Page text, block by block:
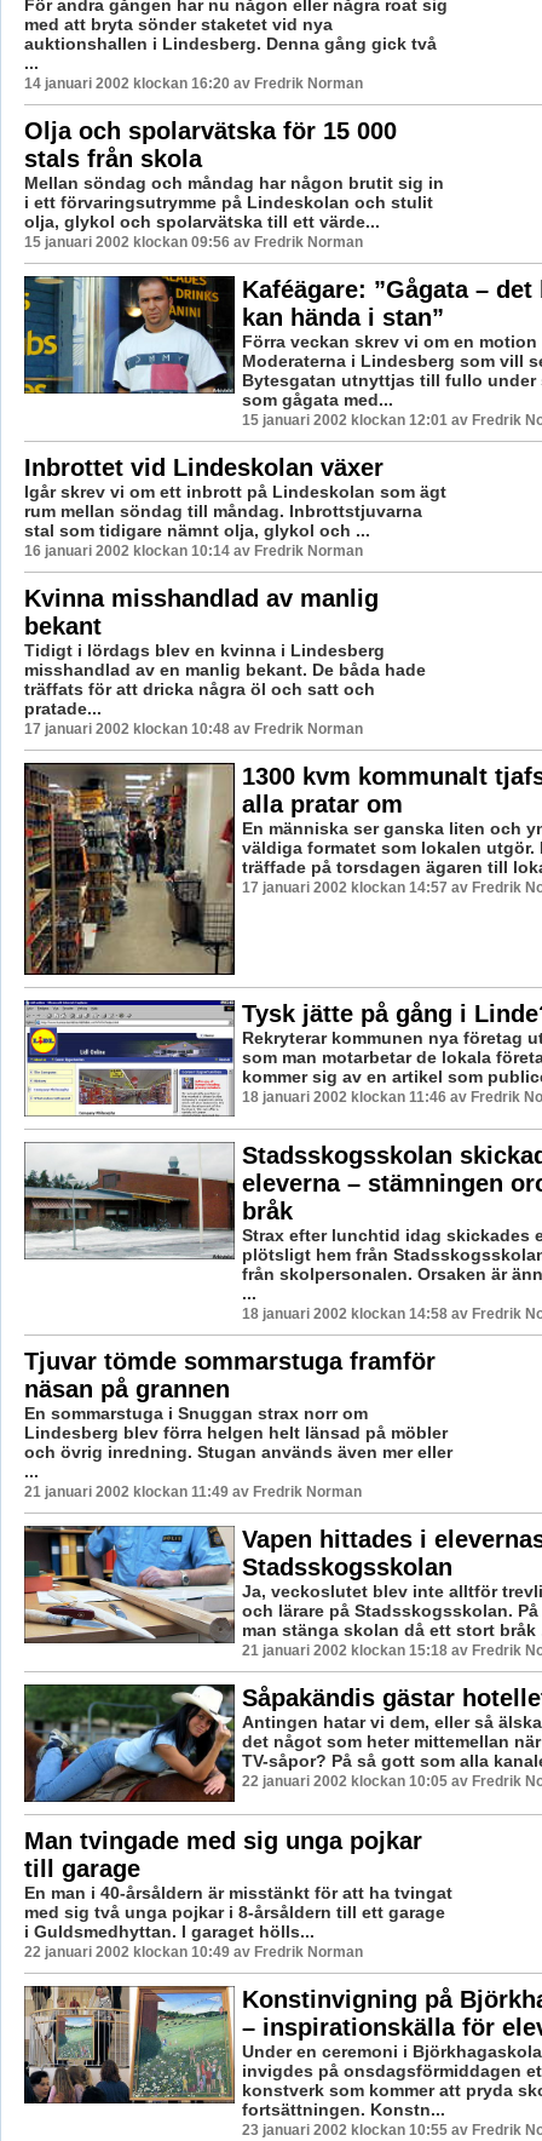
För andra gången har nu någon eller några roat sig
med att bryta sönder staketet vid nya
auktionshallen i Lindesberg. Denna gång gick två
...
14 januari 2002 klockan 16:20 av Fredrik Norman
Olja och spolarvätska för 15 000
stals från skola
Mellan söndag och måndag har någon brutit sig in
i ett förvaringsutrymme på Lindeskolan och stulit
olja, glykol och spolarvätska till ett värde...
15 januari 2002 klockan 09:56 av Fredrik Norman
Kaféägare: ”Gågata –
kan hända i stan”
Förra veckan skrev vi om en motion
Moderaterna i Lindesberg som vill
Bytesgatan utnyttjas till fullo under
som gågata med...
15 januari 2002 klockan 12:01 av Fredrik
Inbrottet vid Lindeskolan växer
Igår skrev vi om ett inbrott på Lindeskolan som ägt
rum mellan söndag till måndag. Inbrottstjuvarna
stal som tidigare nämnt olja, glykol och ...
16 januari 2002 klockan 10:14 av Fredrik Norman
Kvinna misshandlad av manlig
bekant
Tidigt i lördags blev en kvinna i Lindesberg
misshandlad av en manlig bekant. De båda hade
träffats för att dricka några öl och satt och
pratade...
17 januari 2002 klockan 10:48 av Fredrik Norman
1300 kvm kommunalt
alla pratar om
En människa ser ganska liten och
väldiga formatet som lokalen utgör.
träffade på torsdagen ägaren till
17 januari 2002 klockan 14:57 av Fredrik
Tysk jätte på gång i
Rekryterar kommunen nya företag
som man motarbetar de lokala
kommer sig av en artikel som
18 januari 2002 klockan 11:46 av Fredrik
Stadsskogsskolan
eleverna – stämningen
bråk
Strax efter lunchtid idag skickades
plötsligt hem från
från skolpersonalen. Orsaken är
...
18 januari 2002 klockan 14:58 av Fredrik
Tjuvar tömde sommarstuga framför
näsan på grannen
En sommarstuga i Snuggan strax norr om
Lindesberg blev förra helgen helt länsad på möbler
och övrig inredning. Stugan används även mer eller
...
21 januari 2002 klockan 11:49 av Fredrik Norman
Vapen hittades i
Stadsskogsskolan
Ja, veckoslutet blev inte alltför
och lärare på Stadsskogsskolan.
man stänga skolan då ett stort bråk
21 januari 2002 klockan 15:18 av Fredrik
Såpakändis gästar
Antingen hatar vi dem, eller så
det något som heter mittemellan
TV-såpor? På så gott som alla
22 januari 2002 klockan 10:05 av Fredrik
Man tvingade med sig unga pojkar
till garage
En man i 40-årsåldern är misstänkt för att ha tvingat
med sig två unga pojkar i 8-årsåldern till ett garage
i Guldsmedhyttan. I garaget hölls...
22 januari 2002 klockan 10:49 av Fredrik Norman
Konstinvigning på
– inspirationskälla för
Under en ceremoni i
invigdes på onsdagsförmiddagen
konstverk som kommer att pryda
fortsättningen. Konstn...
23 januari 2002 klockan 10:55 av Fredrik